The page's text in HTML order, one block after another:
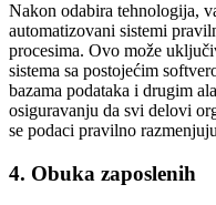
Nakon odabira tehnologija,
automatizovani sistemi
procesima. Ovo može
sistema sa postojećim
bazama podataka i drugim
osiguravanju da svi delovi
se podaci pravilno
4. Obuka zaposlenih